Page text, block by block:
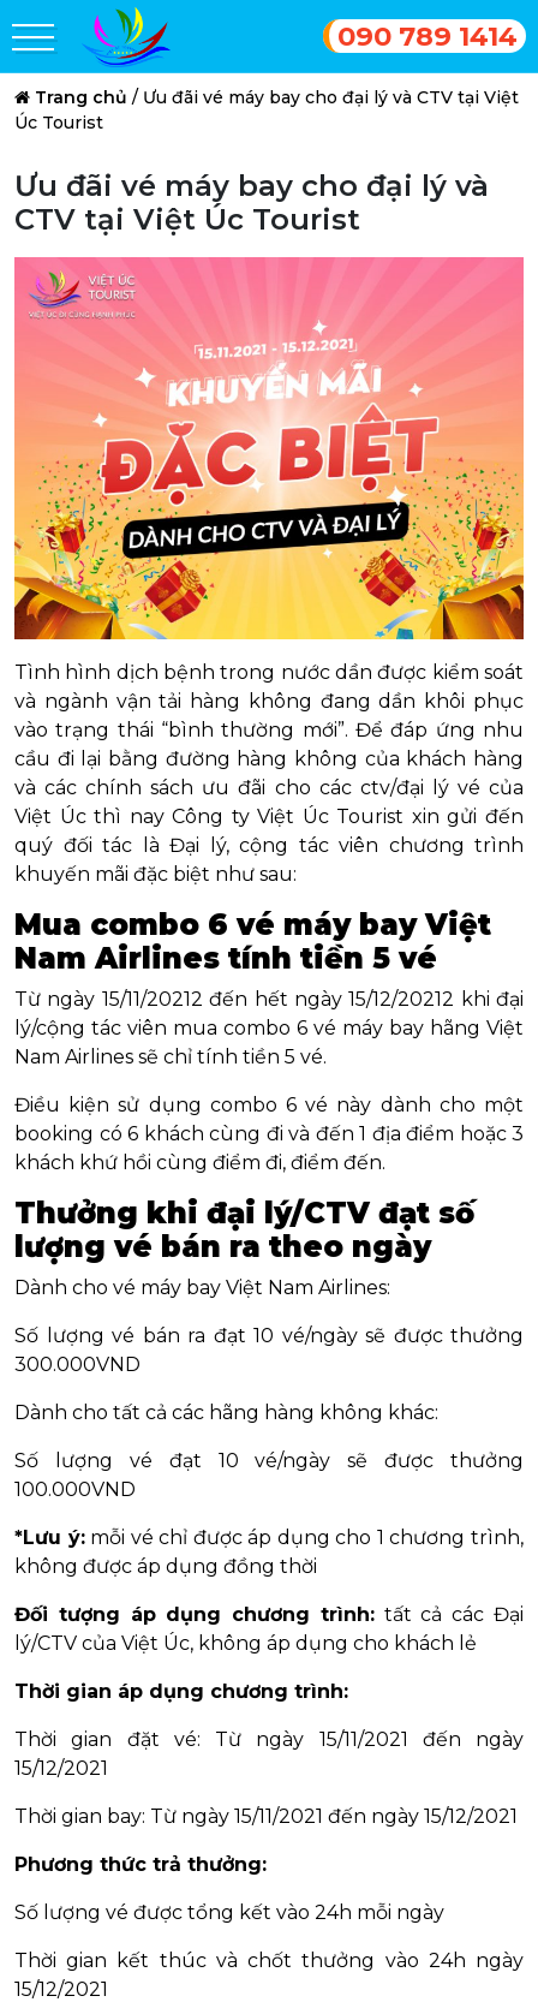
090 789 1414
Trang chủ / Ưu đãi vé máy bay cho đại lý và CTV tại Việt
Úc Tourist
Ưu đãi vé máy bay cho đại lý và
CTV tại Việt Úc Tourist
Tình hình dịch bệnh trong nước dần được kiểm soát
và ngành vận tải hàng không đang dần khôi phục
vào trạng thái “bình thường mới”. Để đáp ứng nhu
cầu đi lại bằng đường hàng không của khách hàng
và các chính sách ưu đãi cho các ctv/đại lý vé của
Việt Úc thì nay Công ty Việt Úc Tourist xin gửi đến
quý đối tác là Đại lý, cộng tác viên chương trình
khuyến mãi đặc biệt như sau:
Mua combo 6 vé máy bay Việt
Nam Airlines tính tiền 5 vé
Từ ngày 15/11/20212 đến hết ngày 15/12/20212 khi đại
lý/cộng tác viên mua combo 6 vé máy bay hãng Việt
Nam Airlines sẽ chỉ tính tiền 5 vé.
Điều kiện sử dụng combo 6 vé này dành cho một
booking có 6 khách cùng đi và đến 1 địa điểm hoặc 3
khách khứ hồi cùng điểm đi, điểm đến.
Thưởng khi đại lý/CTV đạt số
lượng vé bán ra theo ngày
Dành cho vé máy bay Việt Nam Airlines:
Số lượng vé bán ra đạt 10 vé/ngày sẽ được thưởng
300.000VND
Dành cho tất cả các hãng hàng không khác:
Số lượng vé đạt 10 vé/ngày sẽ được thưởng
100.000VND
*Lưu ý:mỗi vé chỉ được áp dụng cho 1 chương trình,
không được áp dụng đồng thời
Đối tượng áp dụng chương trình:tất cả các Đại
lý/CTV của Việt Úc, không áp dụng cho khách lẻ
Thời gian áp dụng chương trình:
Thời gian đặt vé: Từ ngày 15/11/2021 đến ngày
15/12/2021
Thời gian bay: Từ ngày 15/11/2021 đến ngày 15/12/2021
Phương thức trả thưởng:
Số lượng vé được tổng kết vào 24h mỗi ngày
Thời gian kết thúc và chốt thưởng vào 24h ngày
15/12/2021